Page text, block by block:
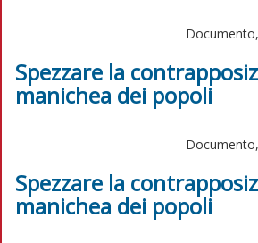
Spezzare la
manichea dei popoli
Spezzare la
manichea dei popoli